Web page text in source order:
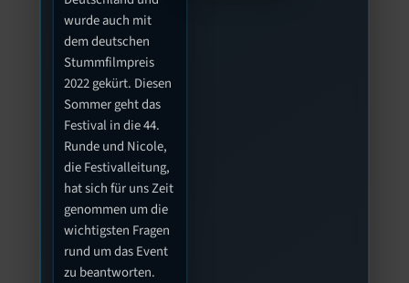
wurde auch mit
dem deutschen
Stummfilmpreis
2022 gekürt. Diesen
Sommer geht das
Festival in die 44.
Runde und Nicole,
die Festivalleitung,
hat sich für uns Zeit
genommen um die
wichtigsten Fragen
rund um das Event
zu beantworten.